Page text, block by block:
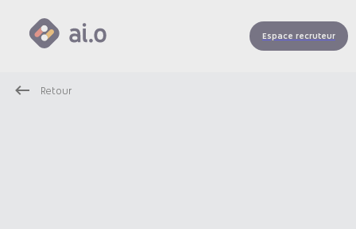
Espace recruteur
Retour